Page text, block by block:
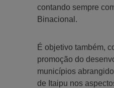
contando sempre
Binacional.
É objetivo também,
promoção do
municípios
de Itaipu nos